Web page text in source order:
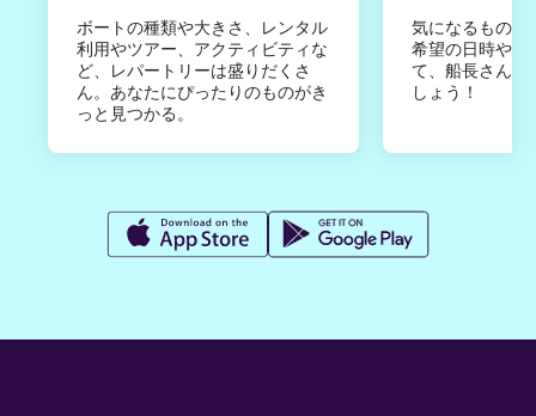
ボートの種類や大きさ、レンタル
利用やツアー、アクティビティな
ど、レパートリーは盛りだくさ
ん。あなたにぴったりのものがき
っと見つかる。
気になるものは
希望の日時やご
て、船長さんか
しょう！